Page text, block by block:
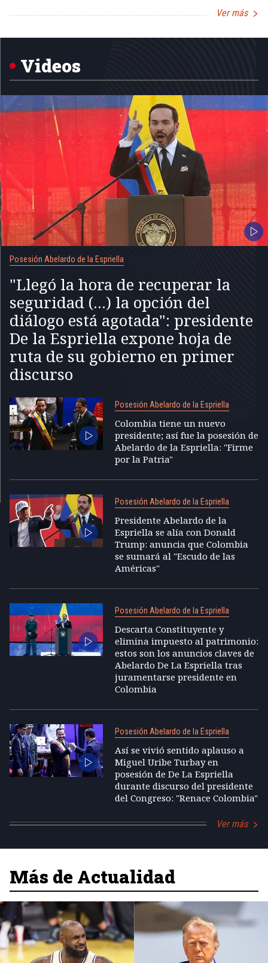
Ver más
Videos
Posesión Abelardo de la Espriella
"Llegó la hora de recuperar la
seguridad (...) la opción del
diálogo está agotada": presidente
De la Espriella expone hoja de
ruta de su gobierno en primer
discurso
Posesión Abelardo de la Espriella
Colombia tiene un nuevo
presidente; así fue la posesión de
Abelardo de la Espriella: "Firme
por la Patria"
Posesión Abelardo de la Espriella
Presidente Abelardo de la
Espriella se alía con Donald
Trump: anuncia que Colombia
se sumará al "Escudo de las
Américas"
Posesión Abelardo de la Espriella
Descarta Constituyente y
elimina impuesto al patrimonio:
estos son los anuncios claves de
Abelardo De La Espriella tras
juramentarse presidente en
Colombia
Posesión Abelardo de la Espriella
Así se vivió sentido aplauso a
Miguel Uribe Turbay en
posesión de De La Espriella
durante discurso del presidente
del Congreso: "Renace Colombia"
Ver más
Más de Actualidad